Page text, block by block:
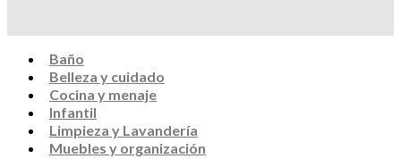
Baño
Belleza y cuidado
Cocina y menaje
Infantil
Limpieza y Lavandería
Muebles y organización